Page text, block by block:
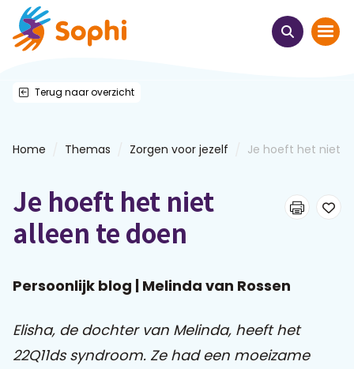
Thema's
Leren & ontmoeten
Themabijeenkomsten
Terug naar overzicht
Home Themas Zorgen voor jezelf Je hoeft het niet
Je hoeft het niet
alleen te doen
Persoonlijk blog | Melinda van Rossen
Elisha, de dochter van Melinda, heeft het
22Q11ds syndroom. Ze had een moeizame